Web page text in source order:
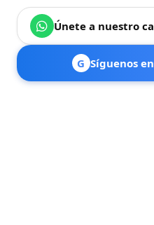
Únete a nuestro
G Síguenos